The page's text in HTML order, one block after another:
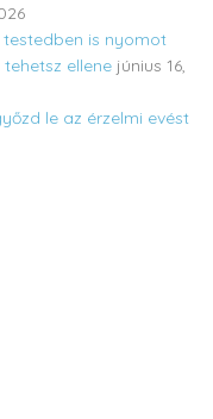
is nyomot
ellene június 16,
le az érzelmi evést